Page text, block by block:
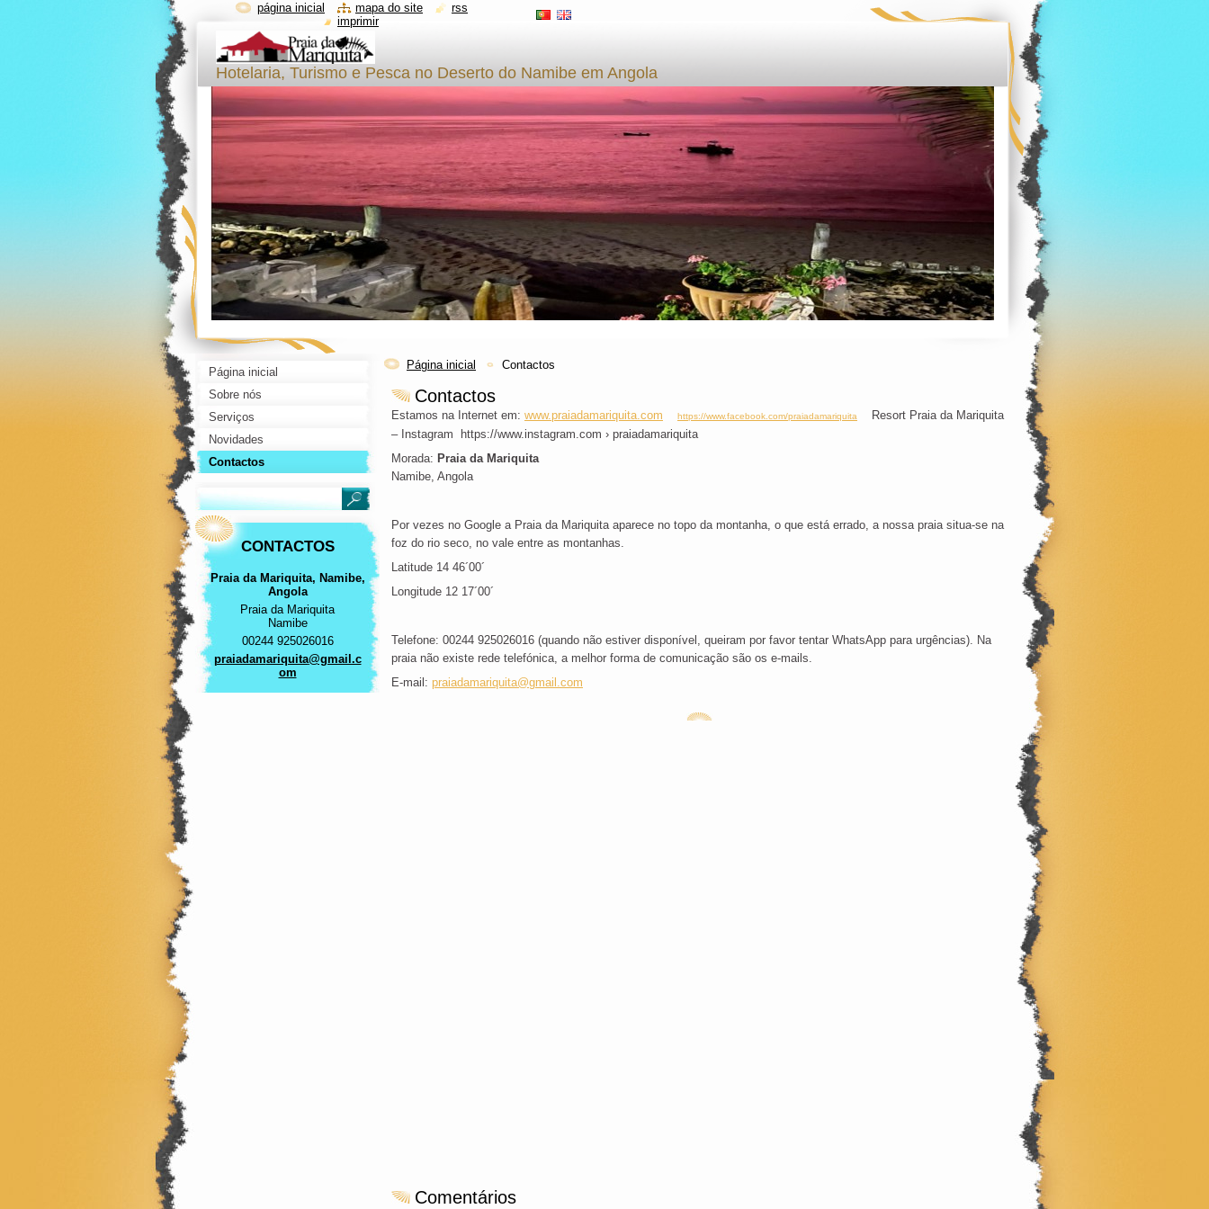
Hotelaria, Turismo e Pesca no Deserto do Namibe em Angola
Página inicial Contactos
Contactos
Estamos na Internet em: www.praiadamariquita.com https://www.facebook.com/praiadamariquita
Resort Praia da Mariquita
– Instagram https://www.instagram.com › praiadamariquita
Morada: Praia da Mariquita
Namibe, Angola
Por vezes no Google a Praia da Mariquita aparece no topo da montanha, o que está errado, a nossa praia situa-se na
foz do rio seco, no vale entre as montanhas.
Latitude 14 46´00´
Longitude 12 17´00´
Telefone: 00244 925026016 (quando não estiver disponível, queiram por favor tentar WhatsApp para urgências). Na
praia não existe rede telefónica, a melhor forma de comunicação são os e-mails.
E-mail: praiadamariquita@gmail.com
Comentários
Página inicial
Sobre nós
Serviços
Novidades
Contactos
CONTACTOS
Praia da Mariquita, Namibe,
Angola
Praia da Mariquita
Namibe
00244 925026016
praiadamariquita@gmail.c
om
página inicial mapa do site
rss
imprimir